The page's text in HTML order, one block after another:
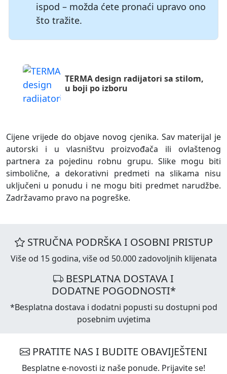
ispod – možda ćete pronaći upravo ono
što tražite.
TERMA design radijatori sa stilom,
u boji po izboru
Cijene vrijede do objave novog cjenika. Sav materijal je
autorski i u vlasništvu proizvođača ili ovlaštenog
partnera za pojedinu robnu grupu. Slike mogu biti
simbolične, a dekorativni predmeti na slikama nisu
uključeni u ponudu i ne mogu biti predmet narudžbe.
Zadržavamo pravo na pogreške.
STRUČNA PODRŠKA I OSOBNI PRISTUP
Više od 15 godina, više od 50.000 zadovoljnih klijenata
BESPLATNA DOSTAVA I
DODATNE POGODNOSTI*
*Besplatna dostava i dodatni popusti su dostupni pod
posebnim uvjetima
PRATITE NAS I BUDITE OBAVIJEŠTENI
Besplatne e-novosti iz naše ponude. Prijavite se!